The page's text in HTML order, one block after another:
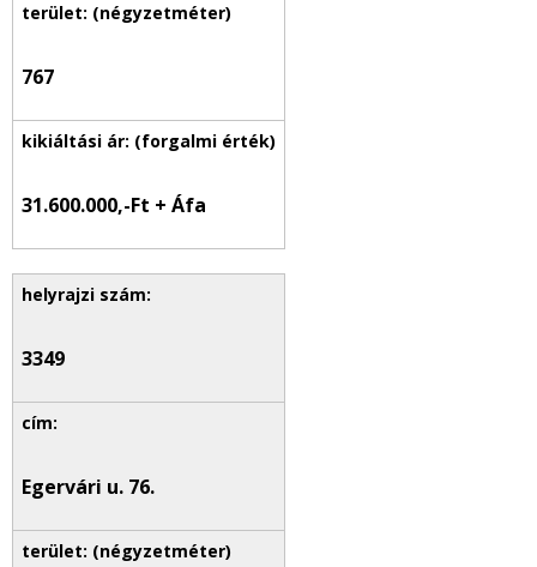
767
31.600.000,-Ft + Áfa
3349
Egervári u. 76.